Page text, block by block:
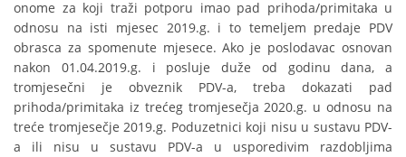
onome za koji traži potporu imao pad prihoda/primitaka u
odnosu na isti mjesec 2019.g. i to temeljem predaje PDV
obrasca za spomenute mjesece. Ako je poslodavac osnovan
nakon 01.04.2019.g. i posluje duže od godinu dana, a
tromjesečni je obveznik PDV-a, treba dokazati pad
prihoda/primitaka iz trećeg tromjesečja 2020.g. u odnosu na
treće tromjesečje 2019.g. Poduzetnici koji nisu u sustavu PDV-
a ili nisu u sustavu PDV-a u usporedivim razdobljima